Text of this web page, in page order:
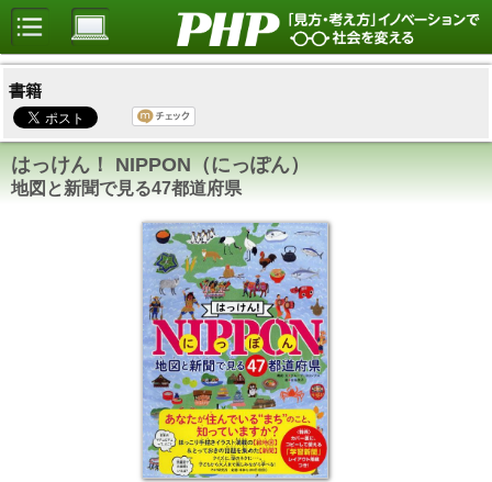
書籍
はっけん！ NIPPON（にっぽん）
地図と新聞で見る47都道府県